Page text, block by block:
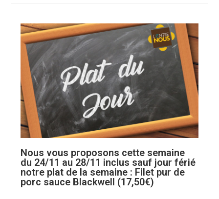
Nous vous proposons cette semaine
du 24/11 au 28/11 inclus sauf jour férié
notre plat de la semaine : Filet pur de
porc sauce Blackwell (17,50€)